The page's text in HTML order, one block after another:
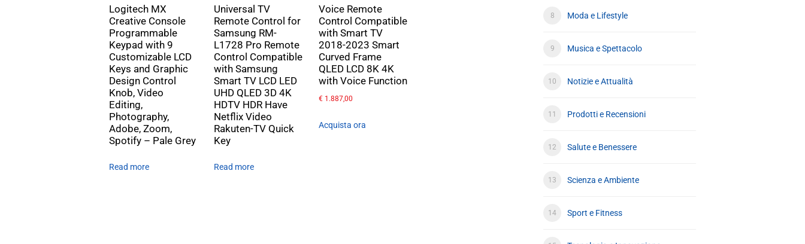
Logitech MX
Creative Console
Programmable
Keypad with 9
Customizable LCD
Keys and Graphic
Design Control
Knob, Video
Editing,
Photography,
Adobe, Zoom,
Spotify – Pale Grey
Read more
Universal TV
Remote Control for
Samsung RM-
L1728 Pro Remote
Control Compatible
with Samsung
Smart TV LCD LED
UHD QLED 3D 4K
HDTV HDR Have
Netflix Video
Rakuten-TV Quick
Key
Read more
Voice Remote
Control Compatible
with Smart TV
2018-2023 Smart
Curved Frame
QLED LCD 8K 4K
with Voice Function
€1.887,00
Acquista ora
Moda e Lifestyle
Musica e Spettacolo
Notizie e Attualità
Prodotti e Recensioni
Salute e Benessere
Scienza e Ambiente
Sport e Fitness